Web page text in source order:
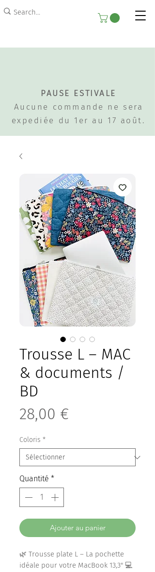
PAUSE ESTIVALE
Aucune commande ne sera
expediée du 1er au 17 août.
Trousse L – MAC
& documents /
BD
28,00 €
Coloris *
Quantité *
Ajouter au panier
🌿 Trousse plate L – La pochette
idéale pour votre MacBook 13,3" 💻